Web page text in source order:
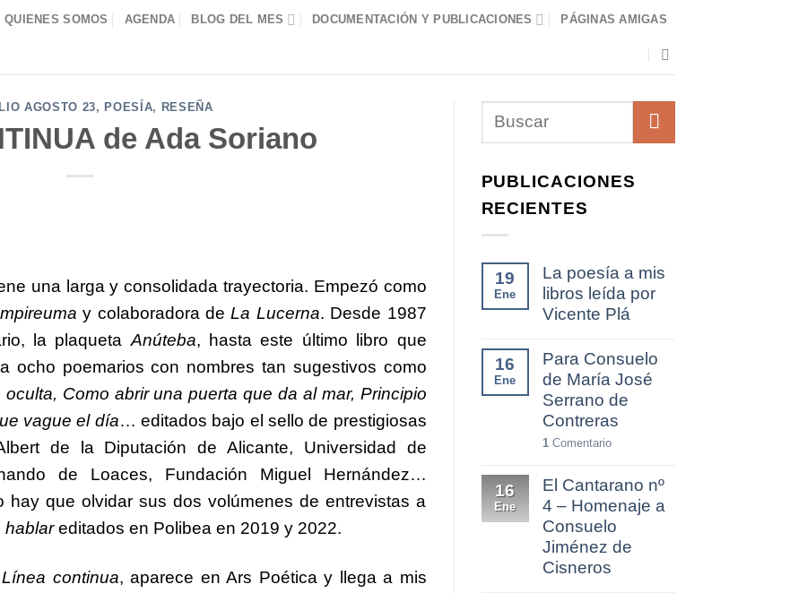
QUIENES SOMOS AGENDA BLOG DEL MES DOCUMENTACIÓN Y PUBLICACIONES PÁGINAS AMIGAS
AGOSTO 23, POESÍA, RESEÑA
de Ada Soriano
una larga y consolidada trayectoria. Empezó como
y colaboradora deLa Lucerna. Desde 1987
la plaqueta Anúteba, hasta este último libro que
ocho poemarios con nombres tan sugestivos como
Como abrir una puerta que da al mar, Principio
vague el día… editados bajo el sello de prestigiosas
de la Diputación de Alicante, Universidad de
de Loaces, Fundación Miguel Hernández…
hay que olvidar sus dos volúmenes de entrevistas a
hablareditados en Polibea en 2019 y 2022.
Línea continua, aparece en Ars Poética y llega a mis
PUBLICACIONES
RECIENTES
19
Ene
La poesía a mis
libros leída por
Vicente Plá
16
Ene
Para Consuelo
de María José
Serrano de
Contreras
1Comentario
16
Ene
El Cantarano nº
4 – Homenaje a
Consuelo
Jiménez de
Cisneros